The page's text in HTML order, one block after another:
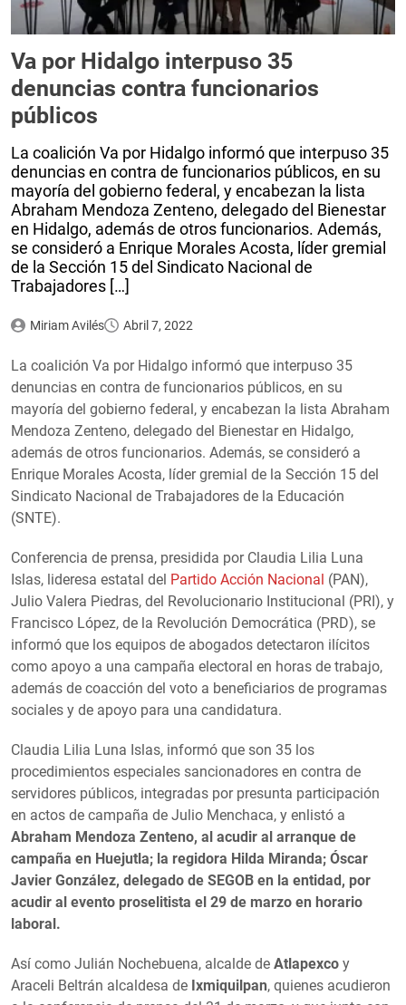
Va por Hidalgo interpuso 35
denuncias contra funcionarios
públicos
La coalición Va por Hidalgo informó que interpuso 35
denuncias en contra de funcionarios públicos, en su
mayoría del gobierno federal, y encabezan la lista
Abraham Mendoza Zenteno, delegado del Bienestar
en Hidalgo, además de otros funcionarios. Además,
se consideró a Enrique Morales Acosta, líder gremial
de la Sección 15 del Sindicato Nacional de
Trabajadores […]
Miriam Avilés Abril 7, 2022
La coalición Va por Hidalgo informó que interpuso 35
denuncias en contra de funcionarios públicos, en su
mayoría del gobierno federal, y encabezan la lista Abraham
Mendoza Zenteno, delegado del Bienestar en Hidalgo,
además de otros funcionarios. Además, se consideró a
Enrique Morales Acosta, líder gremial de la Sección 15 del
Sindicato Nacional de Trabajadores de la Educación
(SNTE).
Conferencia de prensa, presidida por Claudia Lilia Luna
Islas, lideresa estatal del Partido Acción Nacional (PAN),
Julio Valera Piedras, del Revolucionario Institucional (PRI), y
Francisco López, de la Revolución Democrática (PRD), se
informó que los equipos de abogados detectaron ilícitos
como apoyo a una campaña electoral en horas de trabajo,
además de coacción del voto a beneficiarios de programas
sociales y de apoyo para una candidatura.
Claudia Lilia Luna Islas, informó que son 35 los
procedimientos especiales sancionadores en contra de
servidores públicos, integradas por presunta participación
en actos de campaña de Julio Menchaca, y enlistó a
Abraham Mendoza Zenteno, al acudir al arranque de
campaña en Huejutla; la regidora Hilda Miranda; Óscar
Javier González, delegado de SEGOB en la entidad, por
acudir al evento proselitista el 29 de marzo en horario
laboral.
Así como Julián Nochebuena, alcalde de Atlapexco y
Araceli Beltrán alcaldesa de Ixmiquilpan, quienes acudieron